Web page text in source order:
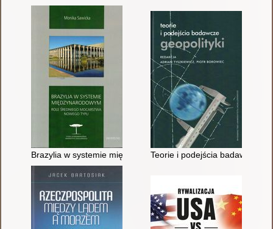
Brazylia w systemie międzynarodowym : role średniego
Teorie i podejścia badawcze